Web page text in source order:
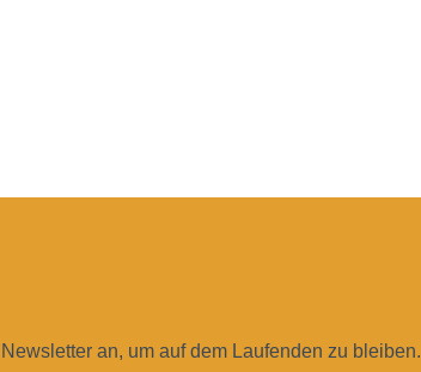
an, um auf dem Laufenden zu bleiben.